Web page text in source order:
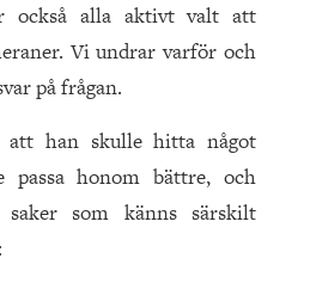
också alla aktivt valt att
Vi undrar varför och
på frågan.
han skulle hitta något
passa honom bättre, och
som känns särskilt